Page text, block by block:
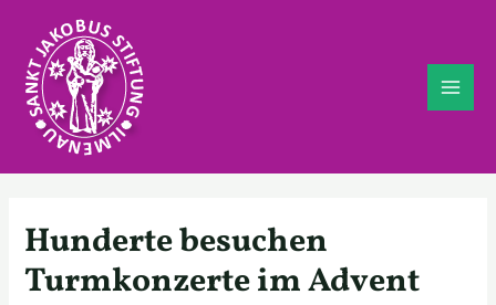
Inhalt
springen
Hunderte besuchen
Turmkonzerte im Advent